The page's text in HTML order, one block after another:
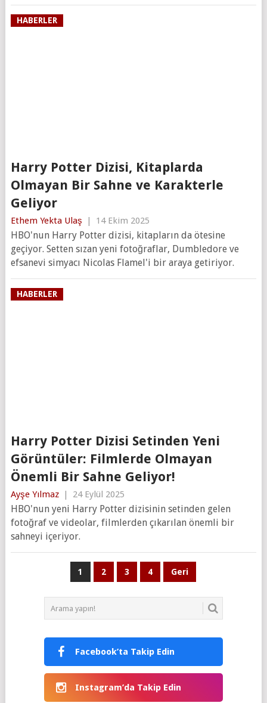
HABERLER
Harry Potter Dizisi, Kitaplarda
Olmayan Bir Sahne ve Karakterle
Geliyor
Ethem Yekta Ulaş | 14 Ekim 2025
HBO'nun Harry Potter dizisi, kitapların da ötesine
geçiyor. Setten sızan yeni fotoğraflar, Dumbledore ve
efsanevi simyacı Nicolas Flamel'i bir araya getiriyor.
HABERLER
Harry Potter Dizisi Setinden Yeni
Görüntüler: Filmlerde Olmayan
Önemli Bir Sahne Geliyor!
Ayşe Yılmaz | 24 Eylül 2025
HBO'nun yeni Harry Potter dizisinin setinden gelen
fotoğraf ve videolar, filmlerden çıkarılan önemli bir
sahneyi içeriyor.
1 2 3 4 Geri
Facebook’ta Takip Edin
Instagram’da Takip Edin